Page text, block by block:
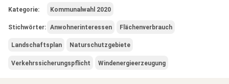
Kategorie: Kommunalwahl 2020
Stichwörter: Anwohnerinteressen Flächenverbrauch
Landschaftsplan Naturschutzgebiete
Verkehrssicherungspflicht Windenergieerzeugung